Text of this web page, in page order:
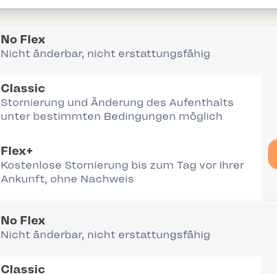
No Flex
Nicht änderbar, nicht erstattungsfähig
Classic
Stornierung und Änderung des Aufenthalts
unter bestimmten Bedingungen möglich
Flex+
Kostenlose Stornierung bis zum Tag vor Ihrer
Ankunft, ohne Nachweis
No Flex
Nicht änderbar, nicht erstattungsfähig
Classic